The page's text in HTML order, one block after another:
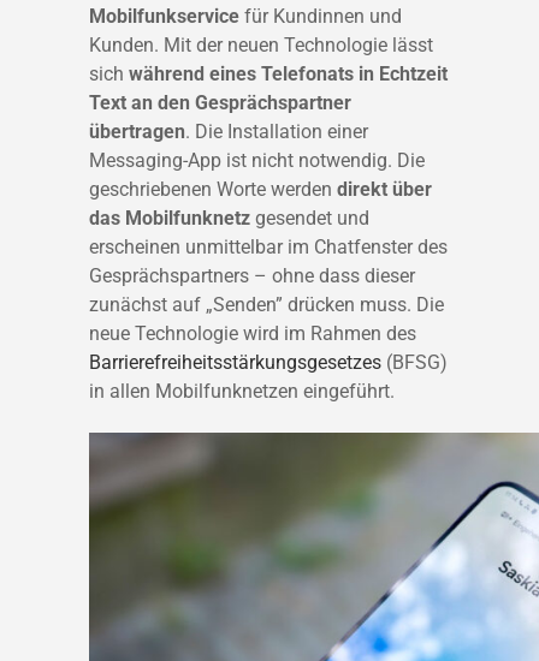
Mobilfunkservice für Kundinnen und
Kunden. Mit der neuen Technologie lässt
sich während eines Telefonats in Echtzeit
Text an den Gesprächspartner
übertragen. Die Installation einer
Messaging-App ist nicht notwendig. Die
geschriebenen Worte werden direkt über
das Mobilfunknetz gesendet und
erscheinen unmittelbar im Chatfenster des
Gesprächspartners – ohne dass dieser
zunächst auf „Senden” drücken muss. Die
neue Technologie wird im Rahmen des
Barrierefreiheitsstärkungsgesetzes (BFSG)
in allen Mobilfunknetzen eingeführt.